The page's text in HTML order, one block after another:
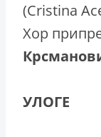
(Cristina
Хор
УЛОГЕ